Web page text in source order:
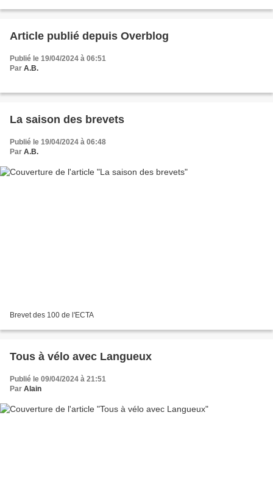
Article publié depuis Overblog
Publié le 19/04/2024 à 06:51
Par A.B.
La saison des brevets
Publié le 19/04/2024 à 06:48
Par A.B.
Brevet des 100 de l'ECTA
Tous à vélo avec Langueux
Publié le 09/04/2024 à 21:51
Par Alain